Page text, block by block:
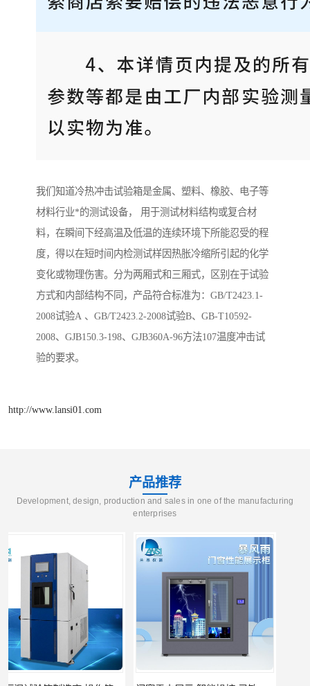
我们知道冷热冲击试验箱是金属、塑料、橡胶、电子等
材料行业*的测试设备， 用于测试材料结构或复合材
料，在瞬间下经高温及低温的连续环境下所能忍受的程
度，得以在短时间内检测试样因热胀冷缩所引起的化学
变化或物理伤害。分为两厢式和三厢式，区别在于试验
方式和内部结构不同，产品符合标准为：GB/T2423.1-
2008试验A 、GB/T2423.2-2008试验B、GB-T10592-
2008、GJB150.3-198、GJB360A-96方法107温度冲击试
验的要求。
http://www.lansi01.com
产品推荐
Development, design, production and sales in one of the manufacturing
enterprises